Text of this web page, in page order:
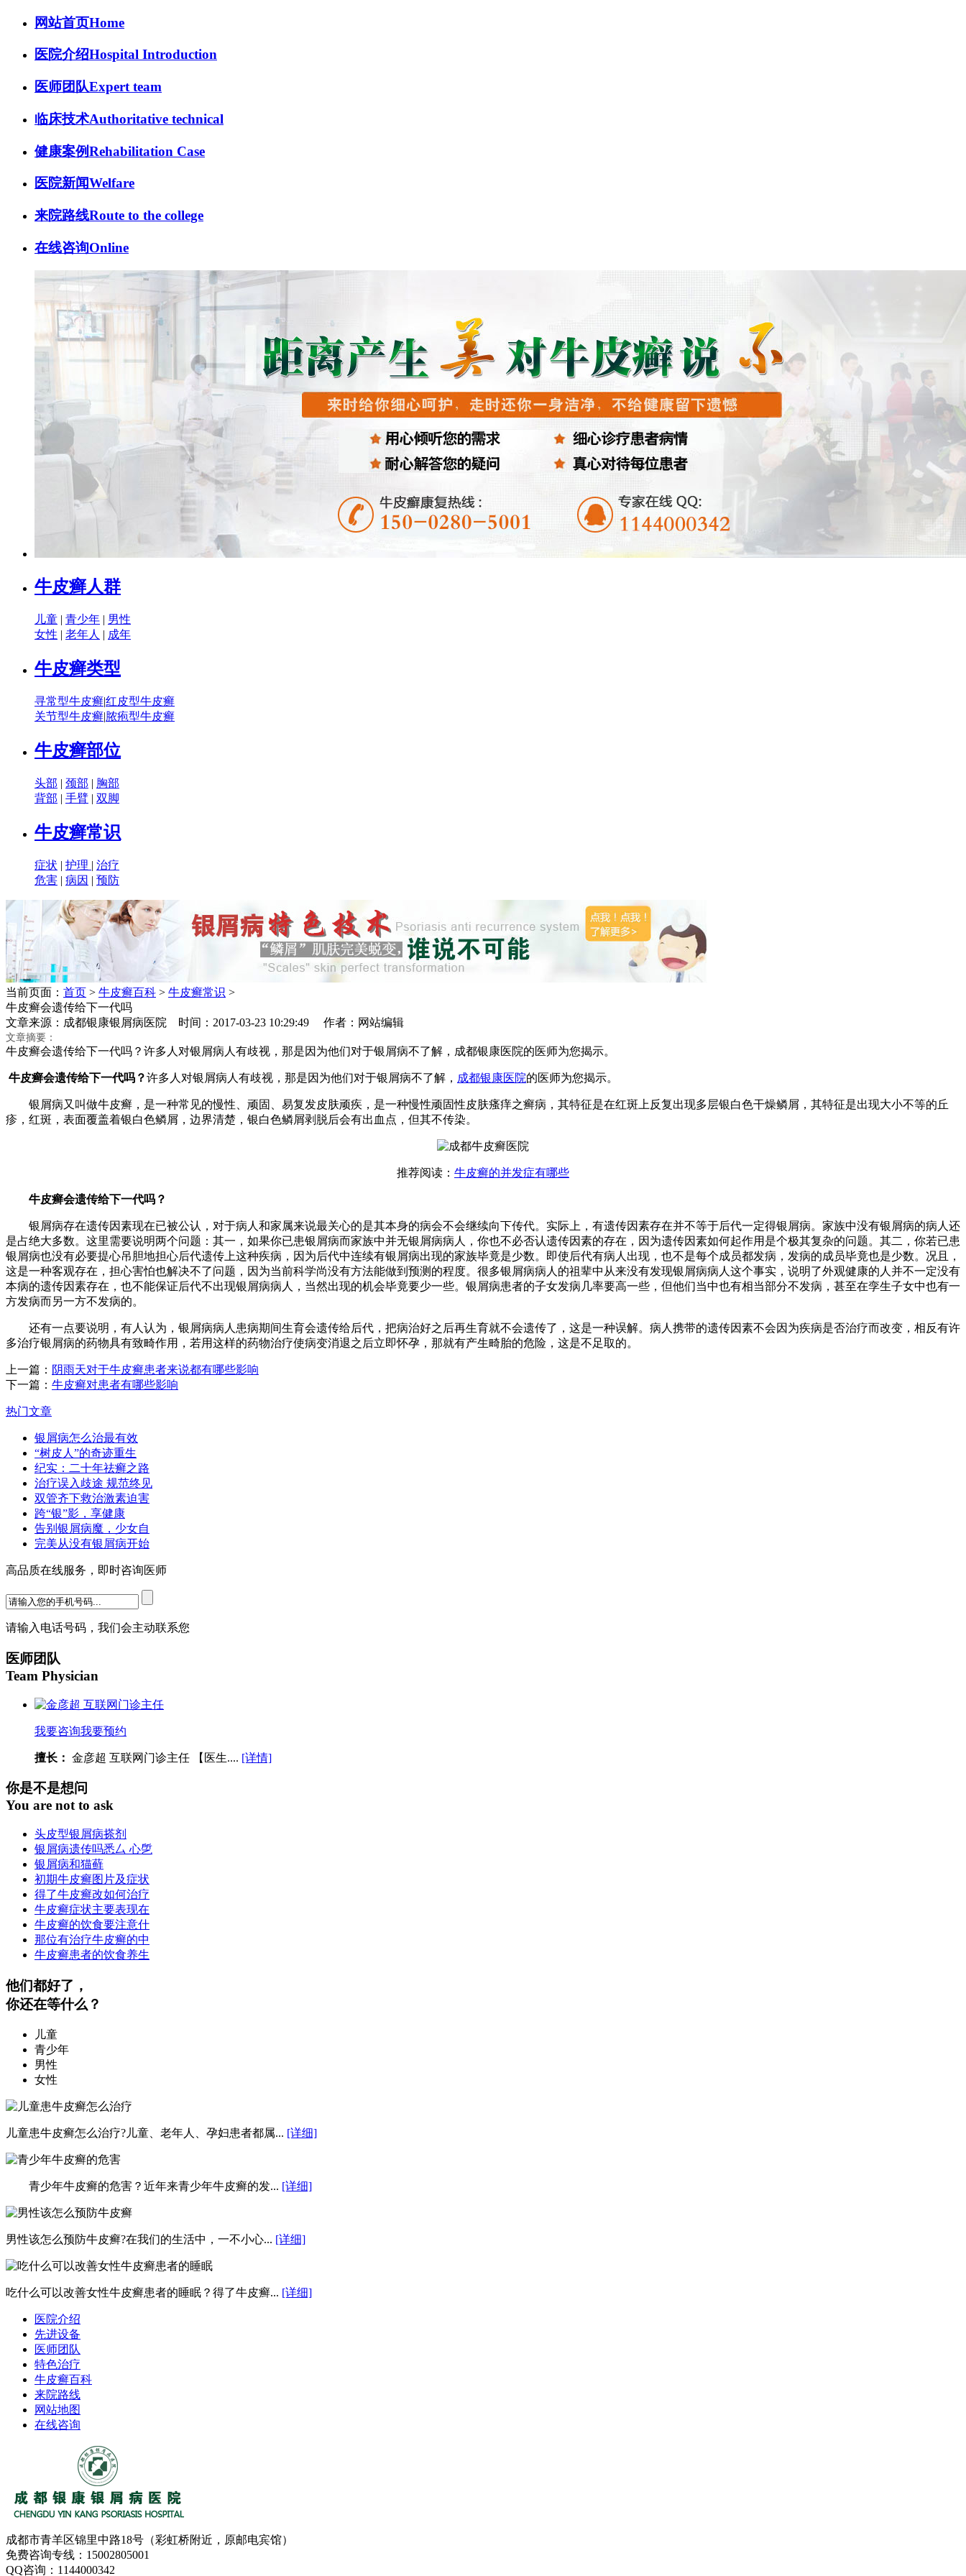
网站首页Home
医院介绍Hospital Introduction
医师团队Expert team
临床技术Authoritative technical
健康案例Rehabilitation Case
医院新闻Welfare
来院路线Route to the college
在线咨询Online
牛皮癣人群
儿童 | 青少年 | 男性
女性 | 老年人 | 成年
牛皮癣类型
寻常型牛皮癣|红皮型牛皮癣
关节型牛皮癣|脓疱型牛皮癣
牛皮癣部位
头部 | 颈部 | 胸部
背部 | 手臂 | 双脚
牛皮癣常识
症状 | 护理 | 治疗
危害 | 病因 | 预防
当前页面： 首页 > 牛皮癣百科 > 牛皮癣常识 >
牛皮癣会遗传给下一代吗
文章来源：成都银康银屑病医院 时间：2017-03-23 10:29:49 作者：网站编辑
文章摘要：
牛皮癣会遗传给下一代吗？许多人对银屑病人有歧视，那是因为他们对于银屑病不了解，成都银康医院的医师为您揭示。
牛皮癣会遗传给下一代吗？许多人对银屑病人有歧视，那是因为他们对于银屑病不了解， 成都银康医院的医师为您揭示。
银屑病又叫做牛皮癣，是一种常见的慢性、顽固、易复发皮肤顽疾，是一种慢性顽固性皮肤瘙痒之癣病，其特征是在红斑上反复出现多层银白色干燥鳞屑，其特征是出现大小不等的丘
疹，红斑，表面覆盖着银白色鳞屑，边界清楚，银白色鳞屑剥脱后会有出血点，但其不传染。
推荐阅读： 牛皮癣的并发症有哪些
牛皮癣会遗传给下一代吗？
银屑病存在遗传因素现在已被公认，对于病人和家属来说最关心的是其本身的病会不会继续向下传代。实际上，有遗传因素存在并不等于后代一定得银屑病。家族中没有银屑病的病人还
是占绝大多数。这里需要说明两个问题：其一，如果你已患银屑病而家族中并无银屑病病人，你也不必否认遗传因素的存在，因为遗传因素如何起作用是个极其复杂的问题。其二，你若已患
银屑病也没有必要提心吊胆地担心后代遗传上这种疾病，因为后代中连续有银屑病出现的家族毕竟是少数。即使后代有病人出现，也不是每个成员都发病，发病的成员毕竟也是少数。况且，
这是一种客观存在，担心害怕也解决不了问题，因为当前科学尚没有方法能做到预测的程度。很多银屑病病人的祖辈中从来没有发现银屑病病人这个事实，说明了外观健康的人并不一定没有
本病的遗传因素存在，也不能保证后代不出现银屑病病人，当然出现的机会毕竟要少一些。银屑病患者的子女发病几率要高一些，但他们当中也有相当部分不发病，甚至在孪生子女中也有一
方发病而另一方不发病的。
还有一点要说明，有人认为，银屑病病人患病期间生育会遗传给后代，把病治好之后再生育就不会遗传了，这是一种误解。病人携带的遗传因素不会因为疾病是否治疗而改变，相反有许
多治疗银屑病的药物具有致畸作用，若用这样的药物治疗使病变消退之后立即怀孕，那就有产生畸胎的危险，这是不足取的。
上一篇： 阴雨天对于牛皮癣患者来说都有哪些影响
下一篇： 牛皮癣对患者有哪些影响
热门文章
银屑病怎么治最有效
“树皮人”的奇迹重生
纪实：二十年祛癣之路
治疗误入歧途 规范终见
双管齐下救治激素迫害
跨“银”影，享健康
告别银屑病魔，少女自
完美从没有银屑病开始
高品质在线服务，即时咨询医师
请输入电话号码，我们会主动联系您
医师团队
Team Physician
我要咨询我要预约
擅长： 金彦超 互联网门诊主任 【医生.... [详情]
你是不是想问
You are not to ask
头皮型银屑病搽剂
银屑病遗传吗悉厶 心乺
银屑病和猫藓
初期牛皮癣图片及症状
得了牛皮癣改如何治疗
牛皮癣症状主要表现在
牛皮癣的饮食要注意什
那位有治疗牛皮癣的中
牛皮癣患者的饮食养生
他们都好了，
你还在等什么？
儿童
青少年
男性
女性
儿童患牛皮癣怎么治疗?儿童、老年人、孕妇患者都属... [详细]
青少年牛皮癣的危害？近年来青少年牛皮癣的发... [详细]
男性该怎么预防牛皮癣?在我们的生活中，一不小心... [详细]
吃什么可以改善女性牛皮癣患者的睡眠？得了牛皮癣... [详细]
医院介绍
先进设备
医师团队
特色治疗
牛皮癣百科
来院路线
网站地图
在线咨询
成都市青羊区锦里中路18号（彩虹桥附近，原邮电宾馆）
免费咨询专线：15002805001
QQ咨询：1144000342